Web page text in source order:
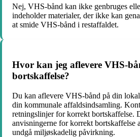
Nej, VHS-bånd kan ikke genbruges
indeholder materialer, der ikke kan
at smide VHS-bånd i restaffaldet.
Hvor kan jeg aflevere VHS-
bortskaffelse?
Du kan aflevere VHS-bånd på din
din kommunale affaldsindsamling.
retningslinjer for korrekt bortskaffelse.
anvisningerne for korrekt bortskaffelse
undgå miljøskadelig påvirkning.